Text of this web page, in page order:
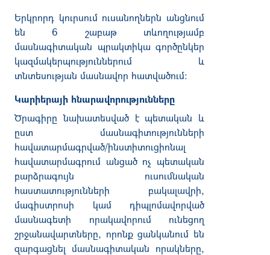
Երկրորդ կուրսում ուսանողներն անցնում
են 6 շաբաթ տևողությամբ
մասնագիտական պրակտիկա գործընկեր
կազմակերպություններում և
տնտեսության մասնավոր հատվածում։
Կարիերայի հնարավորությունները
Ծրագիրը նախատեսված է պետական և
ըստ մասնագիտությունների
հավատարմագրված/ինստիտուցիոնալ
հավատարմագրում անցած ոչ պետական
բարձրագույն ուսումնական
հաստատությունների բակալավրի,
մագիստրոսի կամ դիպլոմավորված
մասնագետի որակավորում ունեցող
շրջանավարտները, որոնքցանկանում են
զարգացնել մասնագիտական որակները,